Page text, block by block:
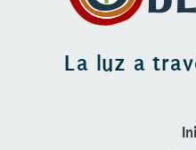
La luz a